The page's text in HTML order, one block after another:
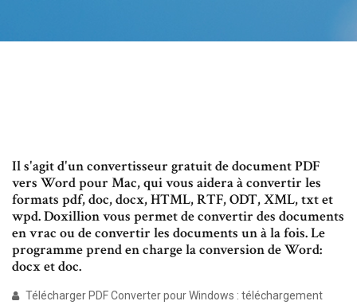
Il s'agit d'un convertisseur gratuit de document PDF
vers Word pour Mac, qui vous aidera à convertir les
formats pdf, doc, docx, HTML, RTF, ODT, XML, txt et
wpd. Doxillion vous permet de convertir des documents
en vrac ou de convertir les documents un à la fois. Le
programme prend en charge la conversion de Word:
docx et doc.
Télécharger PDF Converter pour Windows : téléchargement